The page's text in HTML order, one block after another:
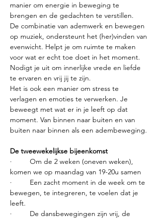
manier om energie in beweging te
brengen en de gedachten te verstillen.
De combinatie van ademwerk en bewegen
op muziek, ondersteunt het (her)vinden van
evenwicht. Helpt je om ruimte te maken
voor wat er echt toe doet in het moment.
Nodigt je uit om innerlijke vrede en liefde
te ervaren en vrij jij te zijn.
Het is ook een manier om stress te
verlagen en emoties te verwerken. Je
beweegt met wat er in je leeft op dat
moment. Van binnen naar buiten en van
buiten naar binnen als een adembeweging.
De tweewekelijkse bijeenkomst
·         Om de 2 weken (oneven weken),
komen we op maandag van 19-20u samen
·         Een zacht moment in de week om te
bewegen, te integreren, te voelen dat je
leeft.
·         De dansbewegingen zijn vrij, de